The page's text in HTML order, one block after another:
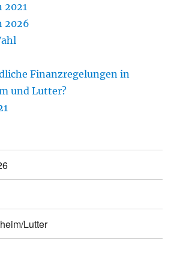
2021
2026
Finanzregelungen in
und Lutter?
Lutter